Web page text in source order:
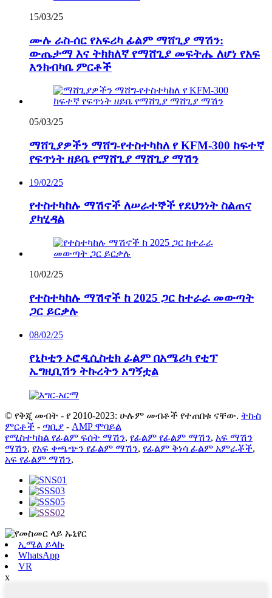
15/03/25
ሙሉ ራስ-ሰር የአፍሪካ ፊልም ማሸጊያ ማሽን:
ውጤታማ እና ትክክለኛ የማሸጊያ መፍትሔ ለሆነ የአፍ
እንክብካቤ ምርቶች
05/03/25
ማሸጊያዎችን ማሸግ-የተስተካከለ የ KFM-300 ከፍተኛ
የፍጥነት ዘይቤ የማሸጊያ ማሸጊያ ማሽን
19/02/25
የተስተካከሉ ማሽኖች ለሠራተኞች የደህንነት ስልጠና
ያካሂዳል
10/02/25
የተስተካከሉ ማሽኖች ከ 2025 ጋር ከተራራ መውጣት
ጋር ይርቃሉ
08/02/25
የኒኮቲን ኦሮዲሲስቲክ ፊልም በአሜሪካ የቲፕ
ኤግዚቢሽን ትኩረትን አግኝቷል
© የቅጂ መብት - የ 2010-2023: ሁሉም መብቶች የተጠበቁ ናቸው. ትኩስ
ምርቶች - ጣቢያ - AMP ሞባይል
የሚስተካከል የፊልም ፍሰት ማሽን, የፊልም የፊልም ማሽን, አፍ ማሽን
ማሽን, የአፍ ቀጫጭን የፊልም ማሽን, የፊልም ቅነሳ ፊልም አምራቾች,
አፍ የፊልም ማሽን,
ኢሜል ይላኩ
WhatsApp
VR
x